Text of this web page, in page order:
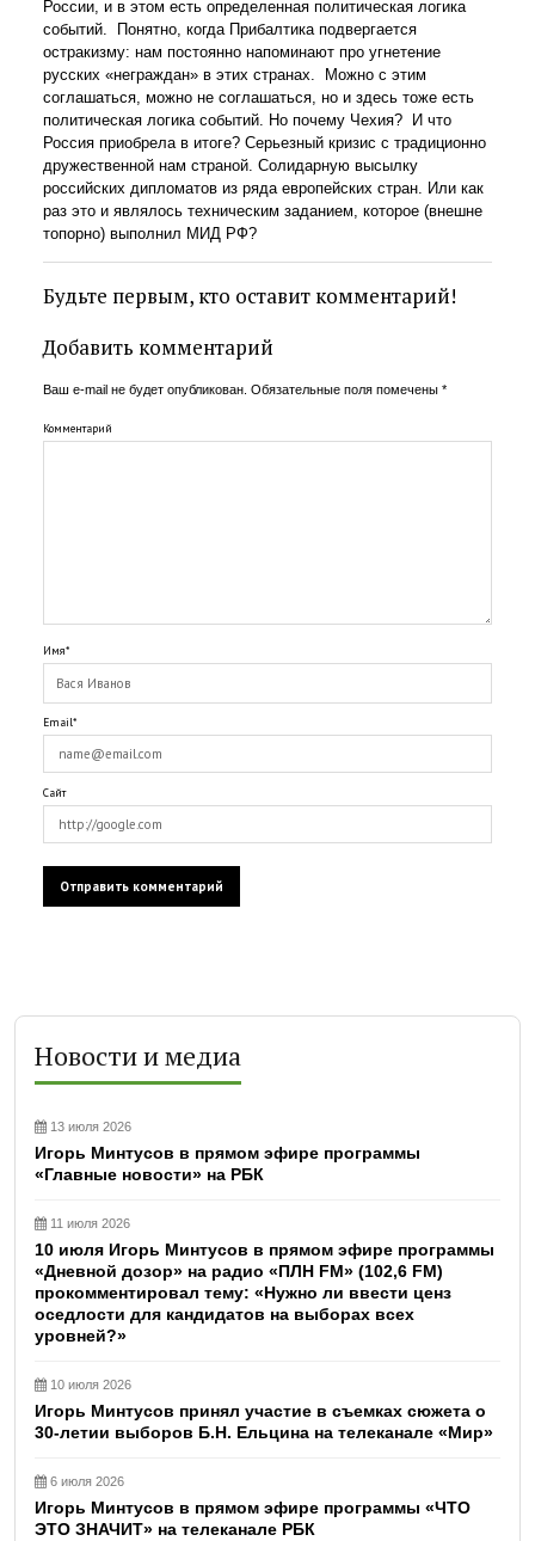
России, и в этом есть определенная политическая логика
событий. Понятно, когда Прибалтика подвергается
остракизму: нам постоянно напоминают про угнетение
русских «неграждан» в этих странах. Можно с этим
соглашаться, можно не соглашаться, но и здесь тоже есть
политическая логика событий. Но почему Чехия? И что
Россия приобрела в итоге? Серьезный кризис с традиционно
дружественной нам страной. Солидарную высылку
российских дипломатов из ряда европейских стран. Или как
раз это и являлось техническим заданием, которое (внешне
топорно) выполнил МИД РФ?
Будьте первым, кто оставит комментарий!
Добавить комментарий
Ваш e-mail не будет опубликован. Обязательные поля помечены *
Комментарий
Имя*
Email*
Сайт
Новости и медиа
13 июля 2026
Игорь Минтусов в прямом эфире программы
«Главные новости» на РБК
11 июля 2026
10 июля Игорь Минтусов в прямом эфире программы
«Дневной дозор» на радио «ПЛН FM» (102,6 FM)
прокомментировал тему: «Нужно ли ввести ценз
оседлости для кандидатов на выборах всех
уровней?»
10 июля 2026
Игорь Минтусов принял участие в съемках сюжета о
30-летии выборов Б.Н. Ельцина на телеканале «Мир»
6 июля 2026
Игорь Минтусов в прямом эфире программы «ЧТО
ЭТО ЗНАЧИТ» на телеканале РБК